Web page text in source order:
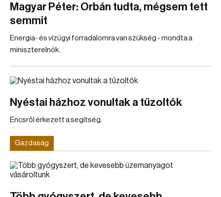
Magyar Péter: Orbán tudta, mégsem tett
semmit
Energia- és vízügyi forradalomra van szükség - mondta a
miniszterelnök.
Nyéstai házhoz vonultak a tűzoltók
Encsről érkezett a segítség.
Gazdaság